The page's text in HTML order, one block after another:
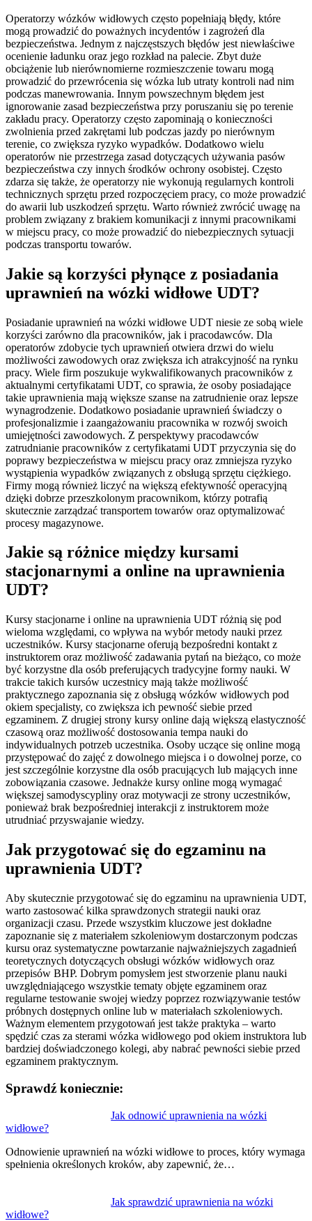
Operatorzy wózków widłowych często popełniają błędy, które
mogą prowadzić do poważnych incydentów i zagrożeń dla
bezpieczeństwa. Jednym z najczęstszych błędów jest niewłaściwe
ocenienie ładunku oraz jego rozkład na palecie. Zbyt duże
obciążenie lub nierównomierne rozmieszczenie towaru mogą
prowadzić do przewrócenia się wózka lub utraty kontroli nad nim
podczas manewrowania. Innym powszechnym błędem jest
ignorowanie zasad bezpieczeństwa przy poruszaniu się po terenie
zakładu pracy. Operatorzy często zapominają o konieczności
zwolnienia przed zakrętami lub podczas jazdy po nierównym
terenie, co zwiększa ryzyko wypadków. Dodatkowo wielu
operatorów nie przestrzega zasad dotyczących używania pasów
bezpieczeństwa czy innych środków ochrony osobistej. Często
zdarza się także, że operatorzy nie wykonują regularnych kontroli
technicznych sprzętu przed rozpoczęciem pracy, co może prowadzić
do awarii lub uszkodzeń sprzętu. Warto również zwrócić uwagę na
problem związany z brakiem komunikacji z innymi pracownikami
w miejscu pracy, co może prowadzić do niebezpiecznych sytuacji
podczas transportu towarów.
Jakie są korzyści płynące z posiadania
uprawnień na wózki widłowe UDT?
Posiadanie uprawnień na wózki widłowe UDT niesie ze sobą wiele
korzyści zarówno dla pracowników, jak i pracodawców. Dla
operatorów zdobycie tych uprawnień otwiera drzwi do wielu
możliwości zawodowych oraz zwiększa ich atrakcyjność na rynku
pracy. Wiele firm poszukuje wykwalifikowanych pracowników z
aktualnymi certyfikatami UDT, co sprawia, że osoby posiadające
takie uprawnienia mają większe szanse na zatrudnienie oraz lepsze
wynagrodzenie. Dodatkowo posiadanie uprawnień świadczy o
profesjonalizmie i zaangażowaniu pracownika w rozwój swoich
umiejętności zawodowych. Z perspektywy pracodawców
zatrudnianie pracowników z certyfikatami UDT przyczynia się do
poprawy bezpieczeństwa w miejscu pracy oraz zmniejsza ryzyko
wystąpienia wypadków związanych z obsługą sprzętu ciężkiego.
Firmy mogą również liczyć na większą efektywność operacyjną
dzięki dobrze przeszkolonym pracownikom, którzy potrafią
skutecznie zarządzać transportem towarów oraz optymalizować
procesy magazynowe.
Jakie są różnice między kursami
stacjonarnymi a online na uprawnienia
UDT?
Kursy stacjonarne i online na uprawnienia UDT różnią się pod
wieloma względami, co wpływa na wybór metody nauki przez
uczestników. Kursy stacjonarne oferują bezpośredni kontakt z
instruktorem oraz możliwość zadawania pytań na bieżąco, co może
być korzystne dla osób preferujących tradycyjne formy nauki. W
trakcie takich kursów uczestnicy mają także możliwość
praktycznego zapoznania się z obsługą wózków widłowych pod
okiem specjalisty, co zwiększa ich pewność siebie przed
egzaminem. Z drugiej strony kursy online dają większą elastyczność
czasową oraz możliwość dostosowania tempa nauki do
indywidualnych potrzeb uczestnika. Osoby uczące się online mogą
przystępować do zajęć z dowolnego miejsca i o dowolnej porze, co
jest szczególnie korzystne dla osób pracujących lub mających inne
zobowiązania czasowe. Jednakże kursy online mogą wymagać
większej samodyscypliny oraz motywacji ze strony uczestników,
ponieważ brak bezpośredniej interakcji z instruktorem może
utrudniać przyswajanie wiedzy.
Jak przygotować się do egzaminu na
uprawnienia UDT?
Aby skutecznie przygotować się do egzaminu na uprawnienia UDT,
warto zastosować kilka sprawdzonych strategii nauki oraz
organizacji czasu. Przede wszystkim kluczowe jest dokładne
zapoznanie się z materiałem szkoleniowym dostarczonym podczas
kursu oraz systematyczne powtarzanie najważniejszych zagadnień
teoretycznych dotyczących obsługi wózków widłowych oraz
przepisów BHP. Dobrym pomysłem jest stworzenie planu nauki
uwzględniającego wszystkie tematy objęte egzaminem oraz
regularne testowanie swojej wiedzy poprzez rozwiązywanie testów
próbnych dostępnych online lub w materiałach szkoleniowych.
Ważnym elementem przygotowań jest także praktyka – warto
spędzić czas za sterami wózka widłowego pod okiem instruktora lub
bardziej doświadczonego kolegi, aby nabrać pewności siebie przed
egzaminem praktycznym.
Sprawdź koniecznie:
Jak odnowić uprawnienia na wózki
widłowe?
Odnowienie uprawnień na wózki widłowe to proces, który wymaga
spełnienia określonych kroków, aby zapewnić, że…
Jak sprawdzić uprawnienia na wózki
widłowe?
wpisu